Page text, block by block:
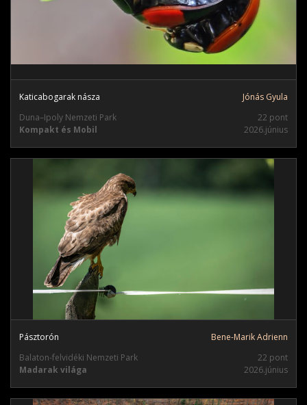
Katicabogarak násza
Jónás Gyula
Duna–Ipoly Nemzeti Park
22 pont
Kompakt és Mobil
2026.június
Pásztorón
Bene-Marik Adrienn
Balaton-felvidéki Nemzeti Park
22 pont
Madarak világa
2026.június